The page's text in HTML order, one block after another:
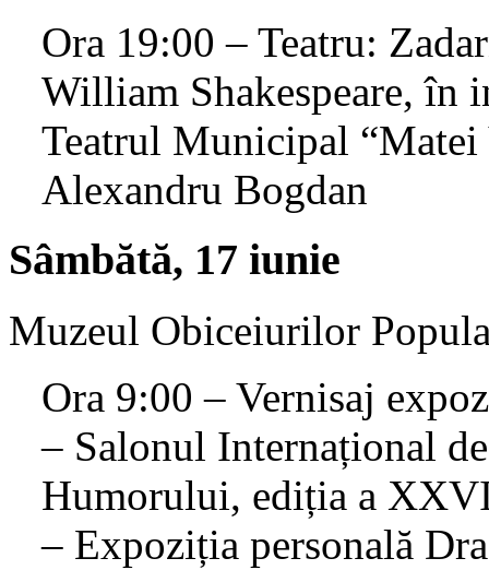
Ora 19:00 – Teatru:
William Shakespeare, în
Teatrul Municipal “Matei
Alexandru Bogdan
Sâmbătă, 17 iunie
Muzeul Obiceiurilor
Ora 9:00 – Vernisaj
– Salonul Internațional
Humorului, ediția a
– Expoziția personală